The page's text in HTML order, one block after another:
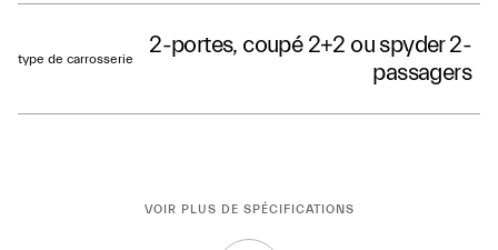
type de carrosserie
2-portes, coupé 2+2 ou spyder 2-
passagers
VOIR PLUS DE SPÉCIFICATIONS